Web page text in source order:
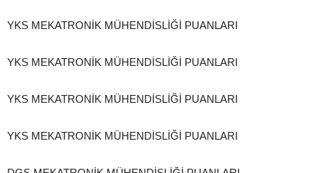
YKS MEKATRONİK MÜHENDİSLİĞİ PUANLARI
YKS MEKATRONİK MÜHENDİSLİĞİ PUANLARI
YKS MEKATRONİK MÜHENDİSLİĞİ PUANLARI
YKS MEKATRONİK MÜHENDİSLİĞİ PUANLARI